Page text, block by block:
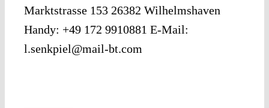
Marktstrasse 153 26382 Wilhelmshaven
Handy: +49 172 9910881 E-Mail:
l.senkpiel@mail-bt.com